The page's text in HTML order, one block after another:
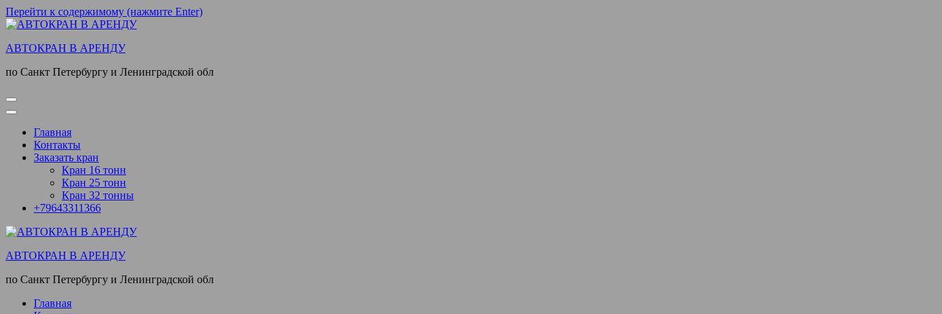
Перейти к содержимому (нажмите Enter)
АВТОКРАН В АРЕНДУ
по Санкт Петербургу и Ленинградской обл
Главная
Контакты
Заказать кран
Кран 16 тонн
Кран 25 тонн
Кран 32 тонны
+79643311366
АВТОКРАН В АРЕНДУ
по Санкт Петербургу и Ленинградской обл
Главная